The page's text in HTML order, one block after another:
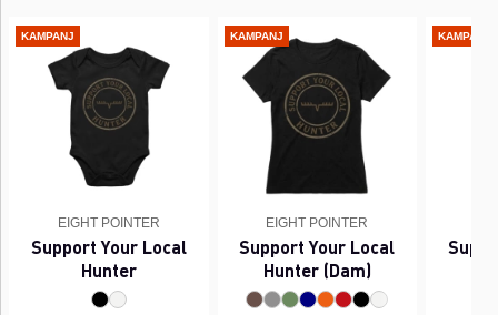
KAMPANJ
EIGHT POINTER
Support Your Local
Hunter
KAMPANJ
EIGHT POINTER
Support Your Local
Hunter (Dam)
KAMPANJ